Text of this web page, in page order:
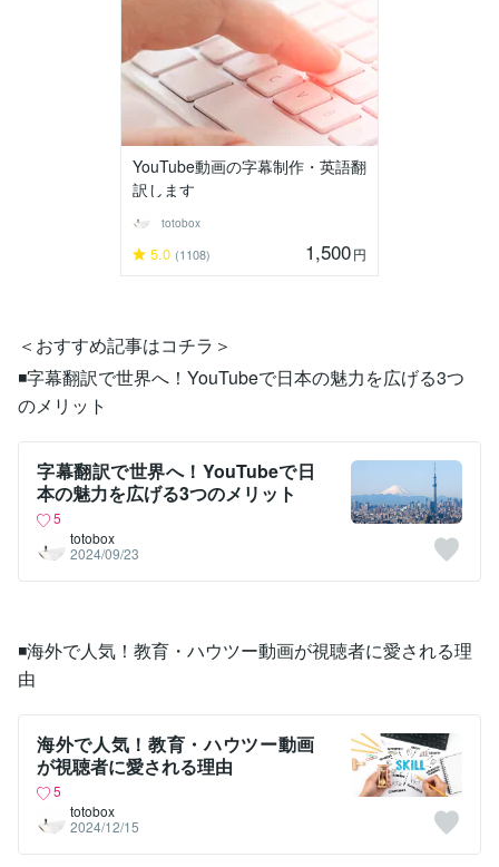
YouTube動画の字幕制作・英語翻
訳します
totobox
5.0 (1108) 1,500円
＜おすすめ記事はコチラ＞
◾️字幕翻訳で世界へ！YouTubeで日本の魅力を広げる3つ
のメリット
字幕翻訳で世界へ！YouTubeで日
本の魅力を広げる3つのメリット
5
totobox
2024/09/23
◾️海外で人気！教育・ハウツー動画が視聴者に愛される理
由
海外で人気！教育・ハウツー動画
が視聴者に愛される理由
5
totobox
2024/12/15